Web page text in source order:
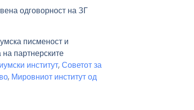
одговорност на ЗГ
писменост и
партнерските
институт, Советот за
, Мировниот институт од